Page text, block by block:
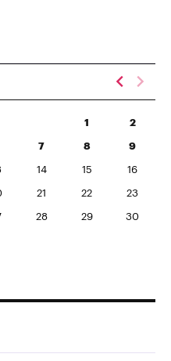
1 2
7 8 9
14 15 16
21 22 23
28 29 30